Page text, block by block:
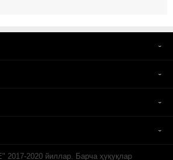
2017-2020 йиллар. Барча ҳуқуқлар